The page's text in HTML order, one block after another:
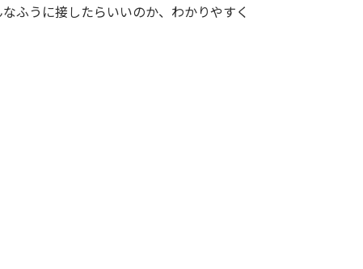
ふうに接したらいいのか、わかりやすく